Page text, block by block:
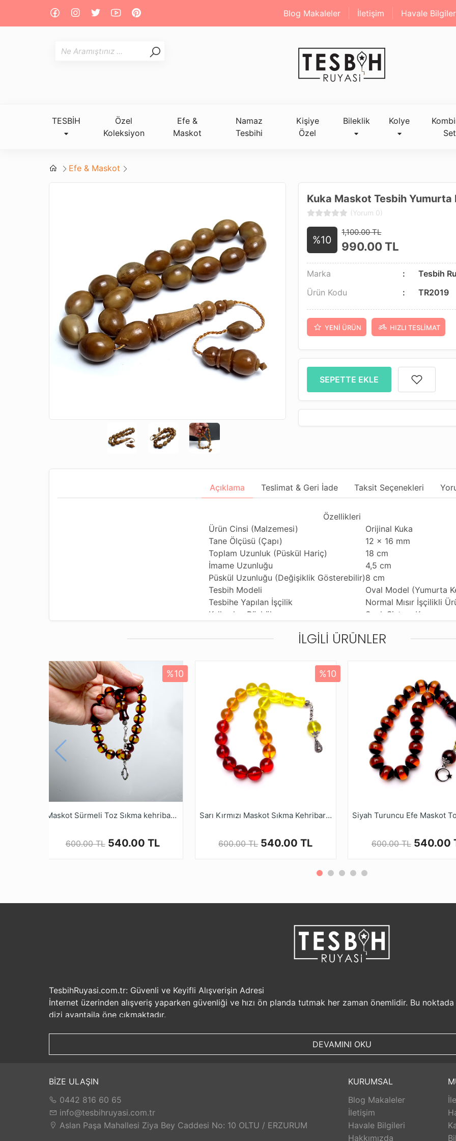
Blog Makaleler İletişim Havale
TESBİH
Özel
Koleksiyon
Efe &
Maskot
Namaz
Tesbihi
Kişiye
Özel
Bileklik Kolye
Set
Efe & Maskot
Kuka Maskot Tesbih Yumurta
(Yorum 0)
%10
1,100.00 TL
990.00TL
Marka
Tesbih
Ürün Kodu
TR2019
YENI ÜRÜN HIZLI TESLIMAT
SEPETTE EKLE
Açıklama Teslimat & Geri İade Taksit Seçenekleri
Özellikleri
Ürün Cinsi (Malzemesi)
Orijinal Kuka
Tane Ölçüsü (Çapı)
12 x 16 mm
Toplam Uzunluk (Püskül Hariç)
18 cm
İmame Uzunluğu
4,5 cm
Püskül Uzunluğu (Değişiklik Gösterebilir)8 cm
Tesbih Modeli
Oval Model (Yumurta
Tesbihe Yapılan İşçilik
Normal Mısır İşçilikli
Kullanılan Püskül
Sıralı Sistem Kamçı
Tekli Çekime Uygun
Paketleme ve Gönderim Şekli
Kuka ürünlerde malzemenin kendisinden kaynaklı damar ve leke gibi izler mevcuttur.
Kuka ağacı, yüzyıllardır Doğu kültürlerinde sağlık ve zindelik sembolü olarak kabul edilmiştir. Bu
ve doğal antibakteriyel özelliklere sahiptir. Her dokunuşunda sizi temiz ve sağlıklı hissettirir.
Kalite ve güvenden ödün vermeyen Tesbih Ruyasi Dijital Mağazamızda Türkiye’nin Tesbih Markası
alışveriş yapabilirsiniz.
İLGILI ÜRÜNLER
%10
Maskot Sürmeli Toz Sıkma kehribar Tesbih
600.00 TL 540.00 TL
%10
Sarı Kırmızı Maskot Sıkma Kehribar Tesbih
600.00 TL 540.00 TL 600.00 TL 540.00
TesbihRuyasi.com.tr: Güvenli ve Keyifli Alışverişin Adresi
İnternet üzerinden alışveriş yaparken güvenliği ve hızı ön planda tutmak her zaman önemlidir. Bu
dizi avantajla öne çıkmaktadır.
seçenekleri ile rahatça alışveriş yapabilirsiniz. Sizin için değerli olan bilgilerin güvende olduğunu bilerek,
İade ve Değişim İmkanı: Memnuniyetsizlik durumunda TesbihRuyasi.com.tr,
iade ve değişim imkanı sunar.
değilse, kolayca iade edebilir veya değişim yapabilirsiniz. Bu sayede alışveriş deneyiminizde herhangi
Satış Sonrası Destek: TesbihRuyasi.com.tr, satın aldığınız ürünlerin arkasında durur ve satış sonrası
yaşarsanız veya yardıma ihtiyacınız olursa, müşteri hizmetleri ekibi size yardımcı olacaktır. Bu sayede
TesbihRuyasi.com.tr güvenli, hızlı ve müşteri odaklı bir alışveriş deneyimi sunar. Siz de bu avantajlardan
DEVAMINI OKU
BİZE ULAŞIN
0442 816 60 65
info@tesbihruyasi.com.tr
Aslan Paşa Mahallesi Ziya Bey Caddesi No: 10 OLTU / ERZURUM
KURUMSAL
Blog Makaleler
İletişim
Havale Bilgileri
Hakkımızda